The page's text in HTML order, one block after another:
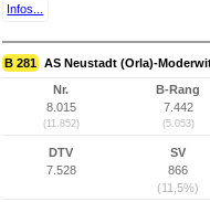
Infos...
B 281 AS Neustadt (Orla)-
Nr.
8.015
(11.852)
B-Rang
7.442
(5.053)
DTV
7.528
SV
866
(11,5%)